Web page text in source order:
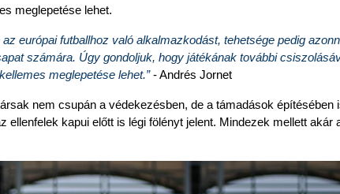
meglepetése lehet.
európai futballhoz való alkalmazkodást, tehetsége pedig
számára. Úgy gondoljuk, hogy játékának további
meglepetése lehet.” - Andrés Jornet
nem csupán a védekezésben, de a támadások építésében
kapui előtt is légi fölényt jelent. Mindezek mellett akár